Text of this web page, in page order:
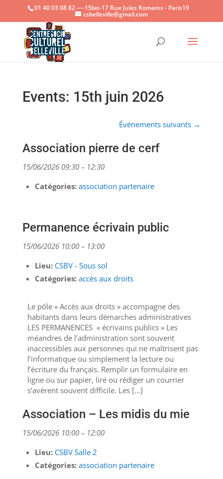
Ouvrir
01 40 03 08 82 ----15bis-17 Rue Jules Romains - Paris19
csbelleville@gmail.com
Events: 15th juin 2026
Événements suivants →
Association pierre de cerf
15/06/2026 09:30– 12:30
Catégories: association partenaire
Permanence écrivain public
15/06/2026 10:00– 13:00
Lieu: CSBV - Sous sol
Catégories: accès aux droits
Le pôle « Accès aux droits » accompagne des
habitants dans leurs démarches administratives
LES PERMANENCES « écrivains publics » Les
méandres de l’administration sont souvent
inaccessibles aux personnes qui ne maîtrisent pas
l’informatique ou simplement la lecture ou
l’écriture du français. Remplir un formulaire en
ligne ou sur papier, lire ou rédiger un courrier
s’avèrent souvent difficile. Les […]
Association – Les midis du mie
15/06/2026 10:00– 12:00
Lieu: CSBV Salle 2
Catégories: association partenaire